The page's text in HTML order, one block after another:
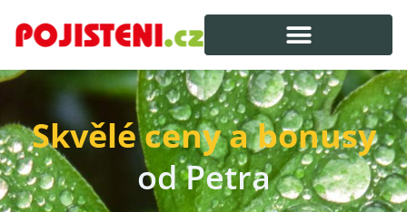
Skvělé ceny a bonusy
od Petra